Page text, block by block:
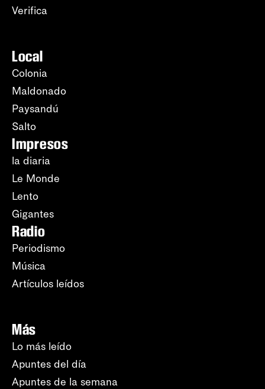
Verifica
Local
Colonia
Maldonado
Paysandú
Salto
Impresos
la diaria
Le Monde
Lento
Gigantes
Radio
Periodismo
Música
Artículos leídos
Más
Lo más leído
Apuntes del día
Apuntes de la semana